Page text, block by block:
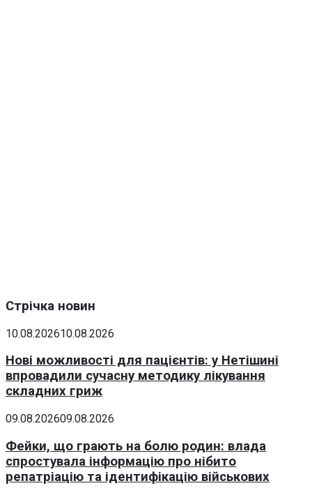
Стрічка новин
10.08.202610.08.2026
Нові можливості для пацієнтів: у Нетішині
впровадили сучасну методику лікування
складних гриж
09.08.202609.08.2026
Фейки, що грають на болю родин: влада
спростувала інформацію про нібито
репатріацію та ідентифікацію військових